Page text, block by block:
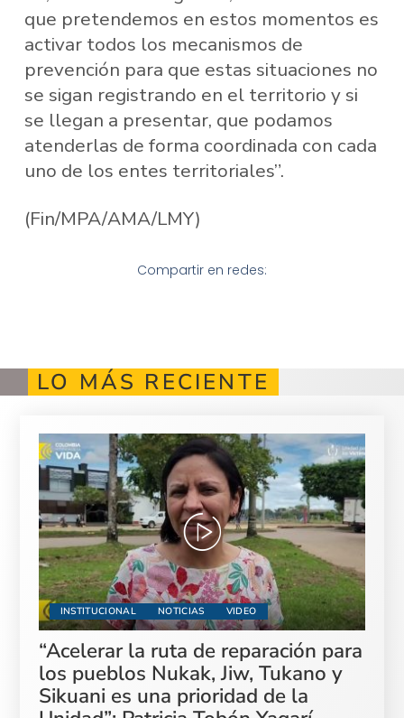
que pretendemos en estos momentos es
activar todos los mecanismos de
prevención para que estas situaciones no
se sigan registrando en el territorio y si
se llegan a presentar, que podamos
atenderlas de forma coordinada con cada
uno de los entes territoriales”.
(Fin/MPA/AMA/LMY)
Compartir en redes:
LO MÁS RECIENTE
INSTITUCIONAL NOTICIAS VIDEO
“Acelerar la ruta de reparación para
los pueblos Nukak, Jiw, Tukano y
Sikuani es una prioridad de la